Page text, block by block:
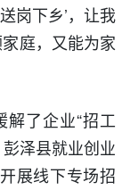
岗下乡’，让我
庭，又能为家
解了企业“招工
彭泽县就业创业
展线下专场招